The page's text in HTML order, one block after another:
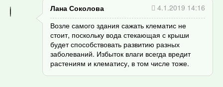
Лана Соколова
4.1.2019 14:16
Возле самого здания сажать клематис не
стоит, поскольку вода стекающая с крыши
будет способствовать развитию разных
заболеваний. Избыток влаги всегда вредит
растениям и клематису, в том числе тоже.